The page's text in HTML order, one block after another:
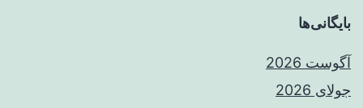
بایگانی‌ها
آگوست 2026
جولای 2026